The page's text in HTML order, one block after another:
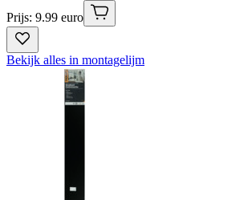
Prijs: 9.99 euro
Bekijk alles in montagelijm